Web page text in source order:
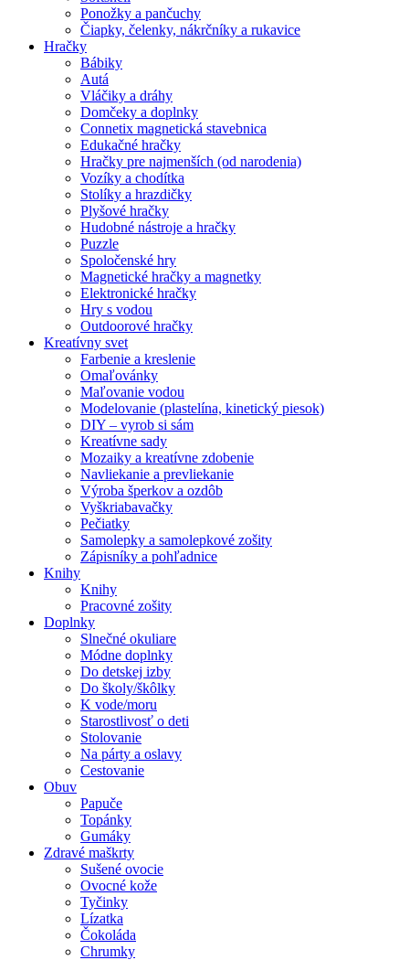
Ponožky a pančuchy
Čiapky, čelenky, nákrčníky a rukavice
Hračky
Bábiky
Autá
Vláčiky a dráhy
Domčeky a doplnky
Connetix magnetická stavebnica
Edukačné hračky
Hračky pre najmenších (od narodenia)
Vozíky a chodítka
Stolíky a hrazdičky
Plyšové hračky
Hudobné nástroje a hračky
Puzzle
Spoločenské hry
Magnetické hračky a magnetky
Elektronické hračky
Hry s vodou
Outdoorové hračky
Kreatívny svet
Farbenie a kreslenie
Omaľovánky
Maľovanie vodou
Modelovanie (plastelína, kinetický piesok)
DIY – vyrob si sám
Kreatívne sady
Mozaiky a kreatívne zdobenie
Navliekanie a prevliekanie
Výroba šperkov a ozdôb
Vyškriabavačky
Pečiatky
Samolepky a samolepkové zošity
Zápisníky a pohľadnice
Knihy
Knihy
Pracovné zošity
Doplnky
Slnečné okuliare
Módne doplnky
Do detskej izby
Do školy/škôlky
K vode/moru
Starostlivosť o deti
Stolovanie
Na párty a oslavy
Cestovanie
Obuv
Papuče
Topánky
Gumáky
Zdravé maškrty
Sušené ovocie
Ovocné kože
Tyčinky
Lízatka
Čokoláda
Chrumky